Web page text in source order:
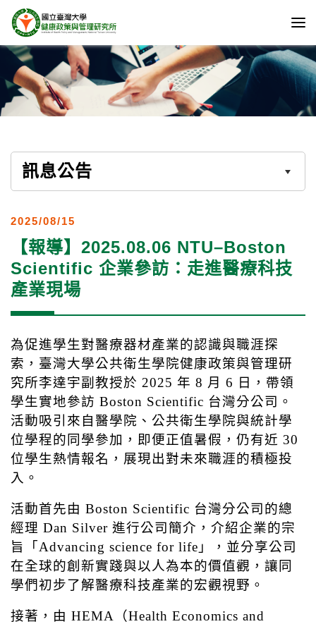
訊息公告
2025/08/15
【報導】2025.08.06 NTU–Boston
Scientific 企業參訪：走進醫療科技
產業現場
為促進學生對醫療器材產業的認識與職涯探
索，臺灣大學公共衛生學院健康政策與管理研
究所李達宇副教授於 2025 年 8 月 6 日，帶領
學生實地參訪 Boston Scientific 台灣分公司。
活動吸引來自醫學院、公共衛生學院與統計學
位學程的同學參加，即便正值暑假，仍有近 30
位學生熱情報名，展現出對未來職涯的積極投
入。
活動首先由 Boston Scientific 台灣分公司的總
經理 Dan Silver 進行公司簡介，介紹企業的宗
旨「Advancing science for life 」，並分享公司
在全球的創新實踐與以人為本的價值觀，讓同
學們初步了解醫療科技產業的宏觀視野。
接著，由 HEMA （Health Economics and